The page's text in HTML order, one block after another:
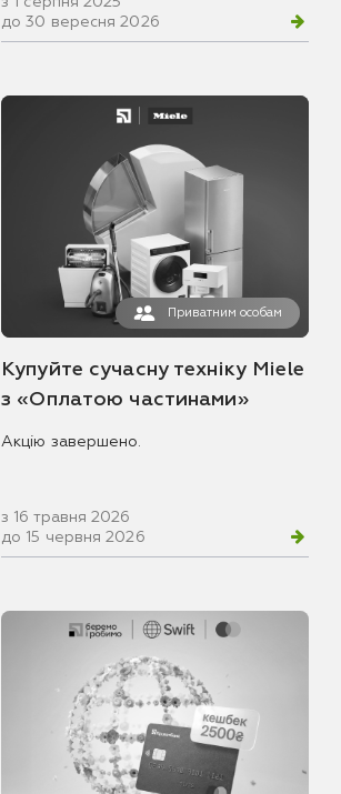
до 30 вересня 2026
Приватним особам
Купуйте сучасну техніку Miele
з «Оплатою частинами»
Акцію завершено.
з 16 травня 2026
до 15 червня 2026